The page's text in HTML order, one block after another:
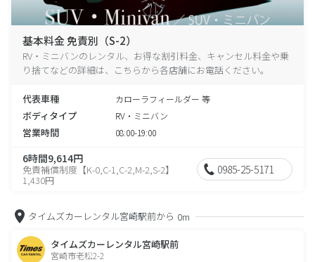
基本料金 免責別（S-2）
RV・ミニバンのレンタル、お得な割引料金、キャンセル料金や乗
り捨てなどの詳細は、こちらから各店舗にお電話ください。
代表車種 カローラフィールダー 等
ボディタイプ RV・ミニバン
営業時間 08:00-19:00
6時間9,614円
免責補償制度【K-0,C-1,C-2,M-2,S-2】
1,430円
0985-25-5171
タイムズカーレンタル宮崎駅前から 0m
タイムズカーレンタル宮崎駅前
宮崎市老松2-2